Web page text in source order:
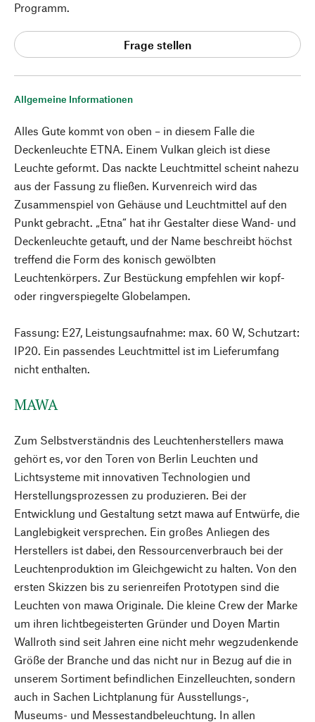
Allgemeine Informationen
Alles Gute kommt von oben – in diesem Falle die
Deckenleuchte ETNA. Einem Vulkan gleich ist diese
Leuchte geformt. Das nackte Leuchtmittel scheint nahezu
aus der Fassung zu fließen. Kurvenreich wird das
Zusammenspiel von Gehäuse und Leuchtmittel auf den
Punkt gebracht. „Etna“ hat ihr Gestalter diese Wand- und
Deckenleuchte getauft, und der Name beschreibt höchst
treffend die Form des konisch gewölbten
Leuchtenkörpers. Zur Bestückung empfehlen wir kopf-
oder ringverspiegelte Globelampen.
Fassung: E27, Leistungsaufnahme: max. 60 W, Schutzart:
IP20. Ein passendes Leuchtmittel ist im Lieferumfang
nicht enthalten.
MAWA
Zum Selbstverständnis des Leuchtenherstellers mawa
gehört es, vor den Toren von Berlin Leuchten und
Lichtsysteme mit innovativen Technologien und
Herstellungsprozessen zu produzieren. Bei der
Entwicklung und Gestaltung setzt mawa auf Entwürfe, die
Langlebigkeit versprechen. Ein großes Anliegen des
Herstellers ist dabei, den Ressourcenverbrauch bei der
Leuchtenproduktion im Gleichgewicht zu halten. Von den
ersten Skizzen bis zu serienreifen Prototypen sind die
Leuchten von mawa Originale. Die kleine Crew der Marke
um ihren lichtbegeisterten Gründer und Doyen Martin
Wallroth sind seit Jahren eine nicht mehr wegzudenkende
Größe der Branche und das nicht nur in Bezug auf die in
unserem Sortiment befindlichen Einzelleuchten, sondern
auch in Sachen Lichtplanung für Ausstellungs-,
Museums- und Messestandbeleuchtung. In allen
Programm.
Frage stellen